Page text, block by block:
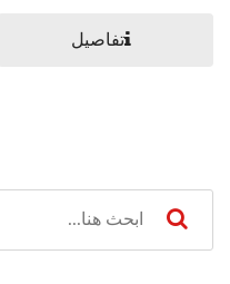
تفاصيل